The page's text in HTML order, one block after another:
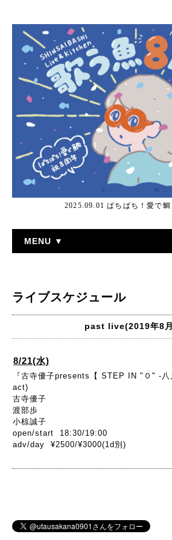
2025.09.01 ぱちぱち！愛で鯛
MENU ▼
ライブスケジュール
past live(2019年8
8/21(水)
『古寺優子presents【 STEP IN "０" -八
act)
古寺優子
渡部歩
小椋誠子
open/start 18:30/19:00
adv/day ¥2500/¥3000(1d別)